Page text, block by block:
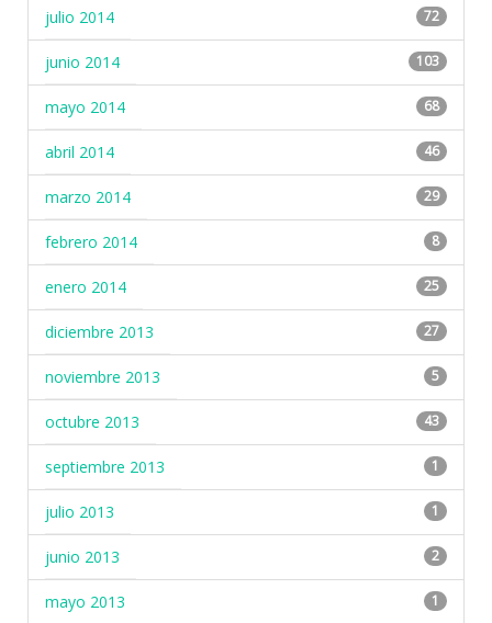
julio 2014 72
junio 2014 103
mayo 2014 68
abril 2014 46
marzo 2014 29
febrero 2014 8
enero 2014 25
diciembre 2013 27
noviembre 2013 5
octubre 2013 43
septiembre 2013 1
julio 2013 1
junio 2013 2
mayo 2013 1